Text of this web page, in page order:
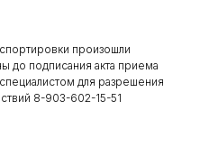
произошли
до подписания акта приема
для разрешения
8-903-602-15-51